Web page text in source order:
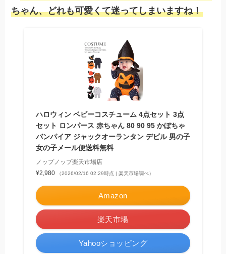
ちゃん、どれも可愛くて迷ってしまいますね！
ハロウィン ベビーコスチューム 4点セット 3点
セット ロンパース 赤ちゃん 80 90 95 かぼちゃ
バンパイア ジャックオーランタン デビル 男の子
女の子メール便送料無料
ノップノップ楽天市場店
¥2,980
（2026/02/16 02:29時点 | 楽天市場調べ）
Amazon
楽天市場
Yahooショッピング